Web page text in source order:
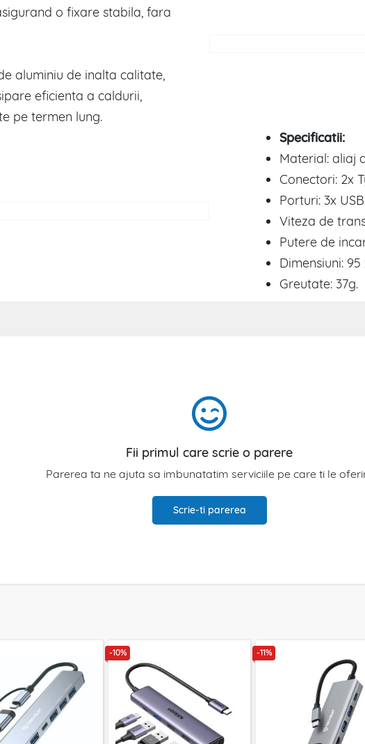
o fixare stabila, fara
aluminiu de inalta calitate,
eficienta a caldurii,
pe termen lung.
Specificatii:
Material: aliaj
Conectori: 2x
Porturi: 3x
Viteza de
Putere de
Dimensiuni: 95
Greutate: 37g.
Fii primul care scrie o parere
Parerea ta ne ajuta sa imbunatatim serviciile pe care ti le
Scrie-ti parerea
-10% -11%